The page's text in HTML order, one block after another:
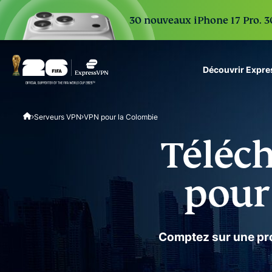
30 nouveaux iPhone 17
Découvrir
scale.
Serveurs VPN VPN pour la Colombie
Comptez sur une